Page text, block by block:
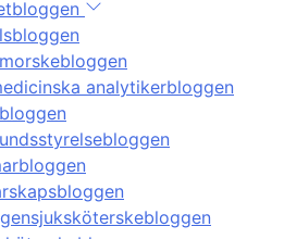
analytikerbloggen